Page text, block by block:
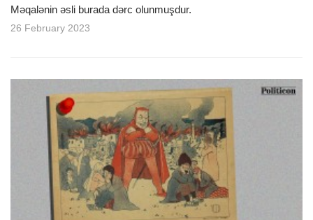
Məqalənin əsli burada dərc olunmuşdur.
26 February 2023